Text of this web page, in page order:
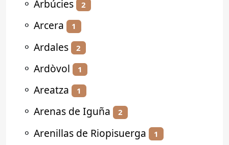
⚬ Arbúcies 2
⚬ Arcera 1
⚬ Ardales 2
⚬ Ardòvol 1
⚬ Areatza 1
⚬ Arenas de Iguña 2
⚬ Arenillas de Riopisuerga 1